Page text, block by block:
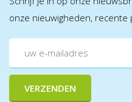
onze nieuwigheden, recente